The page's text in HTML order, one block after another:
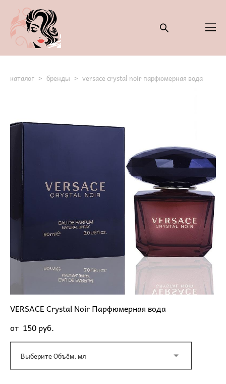
каталог > бренды > versace crystal noir парфюмерная вода
VERSACE Crystal Noir Парфюмерная вода
от 150 pуб.
Выберите Объём, мл